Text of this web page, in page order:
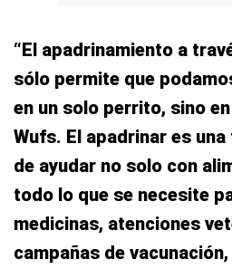
“El apadrinamiento a
sólo permite que
en un solo perrito, sino
Wufs. El apadrinar es
de ayudar no solo con
todo lo que se necesite
medicinas, atenciones
campañas de vacunación,